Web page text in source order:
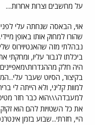
א
ר
על מחשבים וצרות אחרות....
אוי, הבאסה שנחתה עלי לפני
שהורו למחוק אותו באופן
נבהלתי מזה שהאנטיוירוס
ביכלתו לגבור עליו, ומחקתי
היה חלק
בקיצור, הסיוט שעבר
למוות קליני, ולא הייתה לי
למעבדה\\\הוא כבר חזר
את כל השטויות להם הוא זקוק
היי, חזרתי...שבוע בזמן